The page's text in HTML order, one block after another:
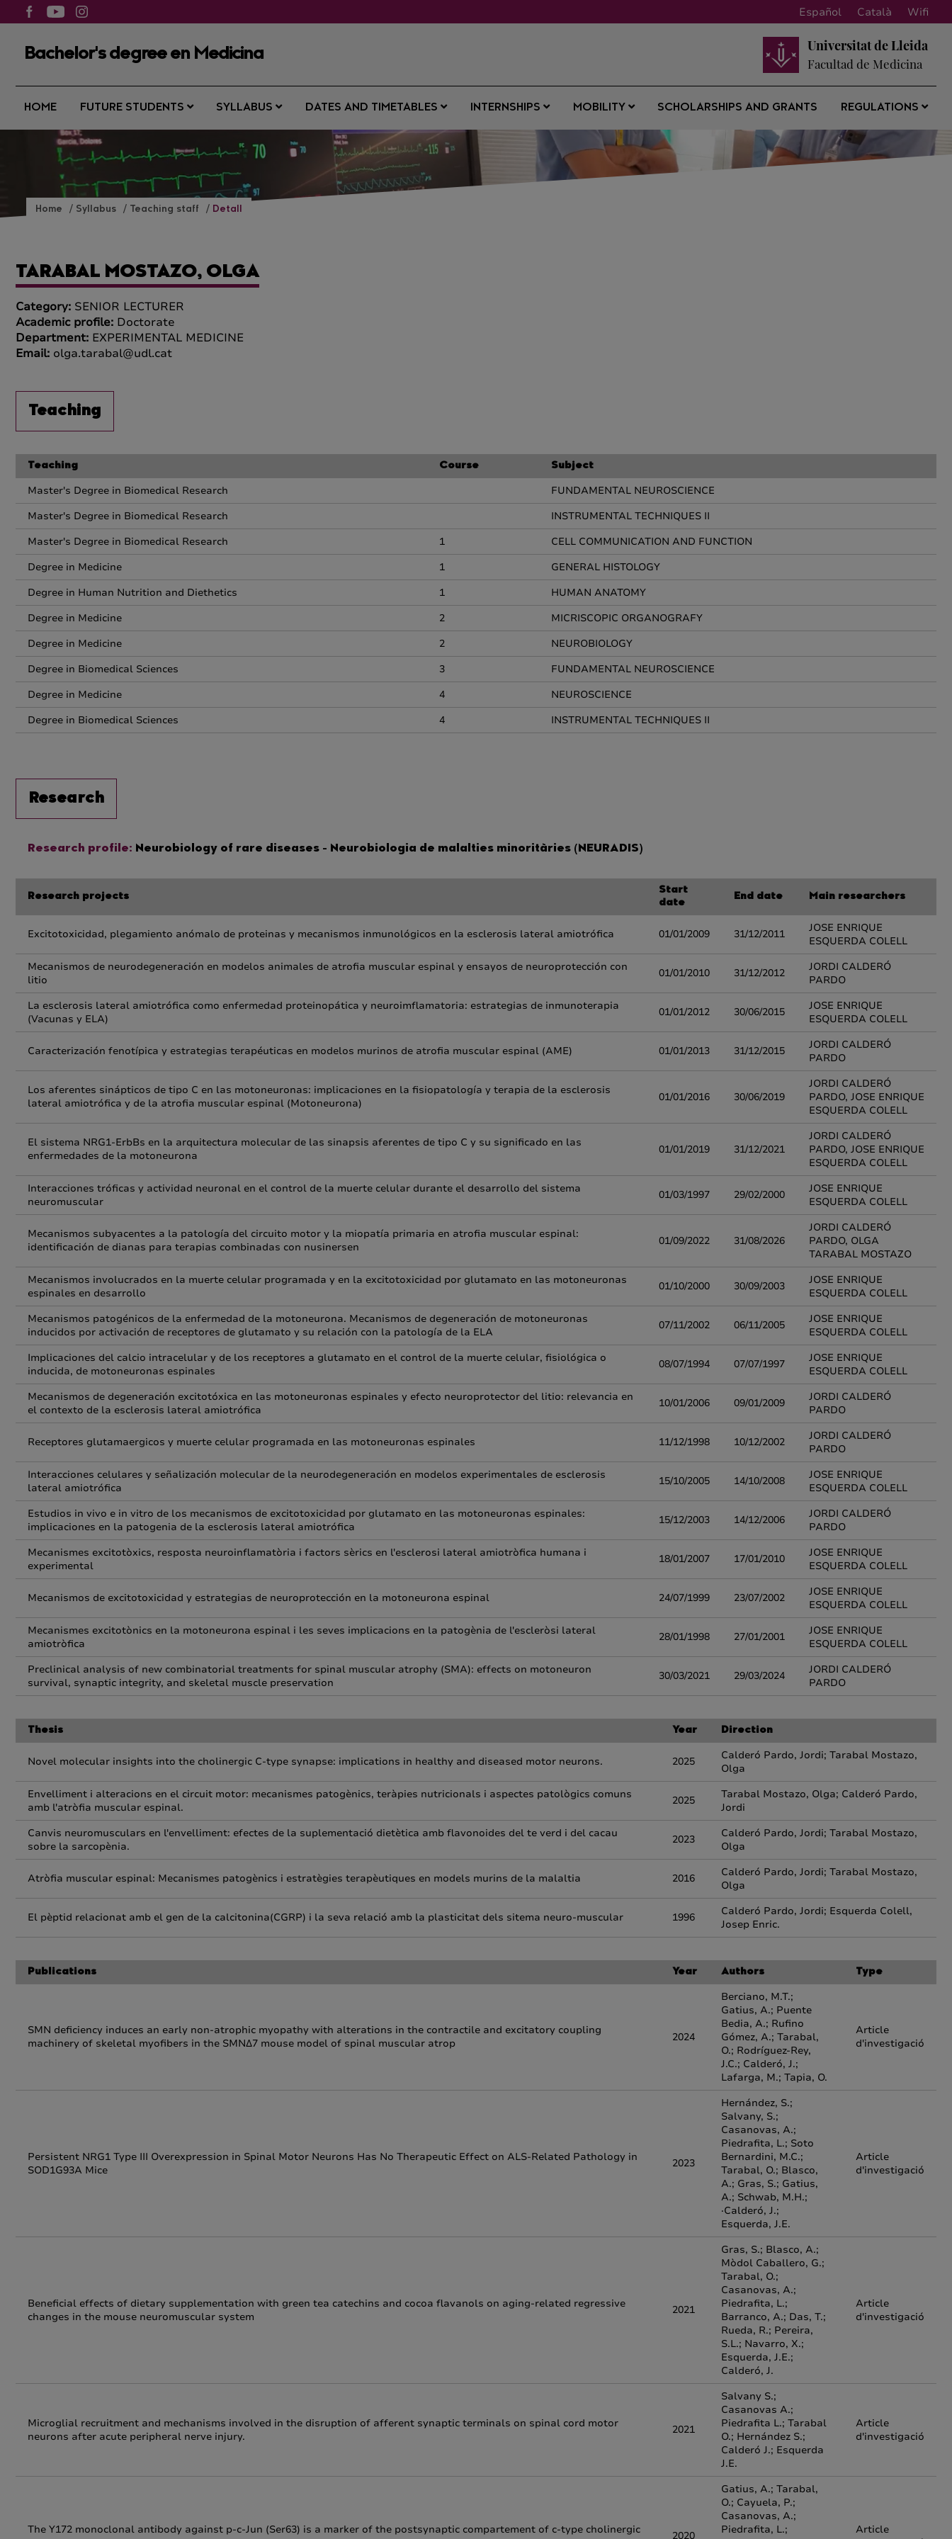
Español Català Wifi
Bachelor's degree en Medicina
Universitat de Lleida
Facultad de Medicina
HOME FUTURE STUDENTS SYLLABUS DATES AND TIMETABLES INTERNSHIPS MOBILITY SCHOLARSHIPS AND GRANTS REGULATIONS
Home Syllabus Teaching staff Detall
TARABAL MOSTAZO, OLGA
Category: SENIOR LECTURER
Academic profile: Doctorate
Department: EXPERIMENTAL MEDICINE
Email: olga.tarabal@udl.cat
Teaching
Teaching Course Subject
Master's Degree in Biomedical Research
FUNDAMENTAL NEUROSCIENCE
Master's Degree in Biomedical Research
INSTRUMENTAL TECHNIQUES II
Master's Degree in Biomedical Research
1
CELL COMMUNICATION AND FUNCTION
Degree in Medicine
1
GENERAL HISTOLOGY
Degree in Human Nutrition and Diethetics
1
HUMAN ANATOMY
Degree in Medicine
2
MICRISCOPIC ORGANOGRAFY
Degree in Medicine
2
NEUROBIOLOGY
Degree in Biomedical Sciences
3
FUNDAMENTAL NEUROSCIENCE
Degree in Medicine
4
NEUROSCIENCE
Degree in Biomedical Sciences
4 INSTRUMENTAL TECHNIQUES II
Research
Research profile: Neurobiology of rare diseases - Neurobiologia de malalties minoritàries (NEURADIS)
Research projects
Start
date
End date Main researchers
Excitotoxicidad, plegamiento anómalo de proteinas y mecanismos inmunológicos en la esclerosis lateral amiotrófica 01/01/2009 31/12/2011
JOSE ENRIQUE
ESQUERDA COLELL
Mecanismos de neurodegeneración en modelos animales de atrofia muscular espinal y ensayos de neuroprotección con
litio
01/01/2010 31/12/2012
JORDI CALDERÓ
PARDO
La esclerosis lateral amiotrófica como enfermedad proteinopática y neuroimflamatoria: estrategias de inmunoterapia
(Vacunas y ELA)
01/01/2012 30/06/2015
JOSE ENRIQUE
ESQUERDA COLELL
Caracterización fenotípica y estrategias terapéuticas en modelos murinos de atrofia muscular espinal (AME) 01/01/2013 31/12/2015
JORDI CALDERÓ
PARDO
Los aferentes sinápticos de tipo C en las motoneuronas: implicaciones en la fisiopatología y terapia de la esclerosis
lateral amiotrófica y de la atrofia muscular espinal (Motoneurona)
01/01/2016 30/06/2019
JORDI CALDERÓ
PARDO, JOSE ENRIQUE
ESQUERDA COLELL
El sistema NRG1-ErbBs en la arquitectura molecular de las sinapsis aferentes de tipo C y su significado en las
enfermedades de la motoneurona
01/01/2019 31/12/2021
JORDI CALDERÓ
PARDO, JOSE ENRIQUE
ESQUERDA COLELL
Interacciones tróficas y actividad neuronal en el control de la muerte celular durante el desarrollo del sistema
neuromuscular
01/03/1997 29/02/2000
JOSE ENRIQUE
ESQUERDA COLELL
Mecanismos subyacentes a la patología del circuito motor y la miopatía primaria en atrofia muscular espinal:
identificación de dianas para terapias combinadas con nusinersen
01/09/2022 31/08/2026
JORDI CALDERÓ
PARDO, OLGA
TARABAL MOSTAZO
Mecanismos involucrados en la muerte celular programada y en la excitotoxicidad por glutamato en las motoneuronas
espinales en desarrollo
01/10/2000 30/09/2003
JOSE ENRIQUE
ESQUERDA COLELL
Mecanismos patogénicos de la enfermedad de la motoneurona. Mecanismos de degeneración de motoneuronas
inducidos por activación de receptores de glutamato y su relación con la patología de la ELA
07/11/2002 06/11/2005
JOSE ENRIQUE
ESQUERDA COLELL
Implicaciones del calcio intracelular y de los receptores a glutamato en el control de la muerte celular, fisiológica o
inducida, de motoneuronas espinales
08/07/1994 07/07/1997
JOSE ENRIQUE
ESQUERDA COLELL
Mecanismos de degeneración excitotóxica en las motoneuronas espinales y efecto neuroprotector del litio: relevancia en
el contexto de la esclerosis lateral amiotrófica
10/01/2006 09/01/2009
JORDI CALDERÓ
PARDO
Receptores glutamaergicos y muerte celular programada en las motoneuronas espinales 11/12/1998 10/12/2002
JORDI CALDERÓ
PARDO
Interacciones celulares y señalización molecular de la neurodegeneración en modelos experimentales de esclerosis
lateral amiotrófica
15/10/2005 14/10/2008
JOSE ENRIQUE
ESQUERDA COLELL
Estudios in vivo e in vitro de los mecanismos de excitotoxicidad por glutamato en las motoneuronas espinales:
implicaciones en la patogenia de la esclerosis lateral amiotrófica
15/12/2003 14/12/2006
JORDI CALDERÓ
PARDO
Mecanismes excitotòxics, resposta neuroinflamatòria i factors sèrics en l'esclerosi lateral amiotròfica humana i
experimental
18/01/2007 17/01/2010
JOSE ENRIQUE
ESQUERDA COLELL
Mecanismos de excitotoxicidad y estrategias de neuroprotección en la motoneurona espinal 24/07/1999 23/07/2002
JOSE ENRIQUE
ESQUERDA COLELL
Mecanismes excitotònics en la motoneurona espinal i les seves implicacions en la patogènia de l'escleròsi lateral
amiotròfica
28/01/1998 27/01/2001
JOSE ENRIQUE
ESQUERDA COLELL
Preclinical analysis of new combinatorial treatments for spinal muscular atrophy (SMA): effects on motoneuron
survival, synaptic integrity, and skeletal muscle preservation
30/03/2021 29/03/2024
JORDI CALDERÓ
PARDO
Thesis Year Direction
Novel molecular insights into the cholinergic C-type synapse: implications in healthy and diseased motor neurons. 2025
Calderó Pardo, Jordi; Tarabal Mostazo,
Olga
Envelliment i alteracions en el circuit motor: mecanismes patogènics, teràpies nutricionals i aspectes patològics comuns
amb l'atròfia muscular espinal.
2025
Tarabal Mostazo, Olga; Calderó Pardo,
Jordi
Canvis neuromusculars en l'envelliment: efectes de la suplementació dietètica amb flavonoides del te verd i del cacau
sobre la sarcopènia.
2023
Calderó Pardo, Jordi; Tarabal Mostazo,
Olga
Atròfia muscular espinal: Mecanismes patogènics i estratègies terapèutiques en models murins de la malaltia 2016
Calderó Pardo, Jordi; Tarabal Mostazo,
Olga
El pèptid relacionat amb el gen de la calcitonina(CGRP) i la seva relació amb la plasticitat dels sitema neuro-muscular 1996
Calderó Pardo, Jordi; Esquerda Colell,
Josep Enric.
Publications Year Authors Type
SMN deficiency induces an early non-atrophic myopathy with alterations in the contractile and excitatory coupling
machinery of skeletal myofibers in the SMNΔ7 mouse model of spinal muscular atrop
2024
Berciano, M.T.;
Gatius, A.; Puente
Bedia, A.; Rufino
Gómez, A.; Tarabal,
O.; Rodríguez-Rey,
J.C.; Calderó, J.;
Lafarga, M.; Tapia, O.
Article
d'investigació
Persistent NRG1 Type III Overexpression in Spinal Motor Neurons Has No Therapeutic Effect on ALS-Related Pathology in
SOD1G93A Mice
2023
Hernández, S.;
Salvany, S.;
Casanovas, A.;
Piedrafita, L.; Soto
Bernardini, M.C.;
Tarabal, O.; Blasco,
A.; Gras, S.; Gatius,
A.; Schwab, M.H.;
·Calderó, J.;
Esquerda, J.E.
Article
d'investigació
Beneficial effects of dietary supplementation with green tea catechins and cocoa flavanols on aging-related regressive
changes in the mouse neuromuscular system
2021
Gras, S.; Blasco, A.;
Mòdol Caballero, G.;
Tarabal, O.;
Casanovas, A.;
Piedrafita, L.;
Barranco, A.; Das, T.;
Rueda, R.; Pereira,
S.L.; Navarro, X.;
Esquerda, J.E.;
Calderó, J.
Article
d'investigació
Microglial recruitment and mechanisms involved in the disruption of afferent synaptic terminals on spinal cord motor
neurons after acute peripheral nerve injury.
2021
Salvany S.;
Casanovas A.;
Piedrafita L.; Tarabal
O.; Hernández S.;
Calderó J.; Esquerda
J.E.
Article
d'investigació
The Y172 monoclonal antibody against p-c-Jun (Ser63) is a marker of the postsynaptic compartement of c-type cholinergic
2020
Gatius, A.; Tarabal,
O.; Cayuela, P.;
Casanovas, A.;
Piedrafita, L.;
Article